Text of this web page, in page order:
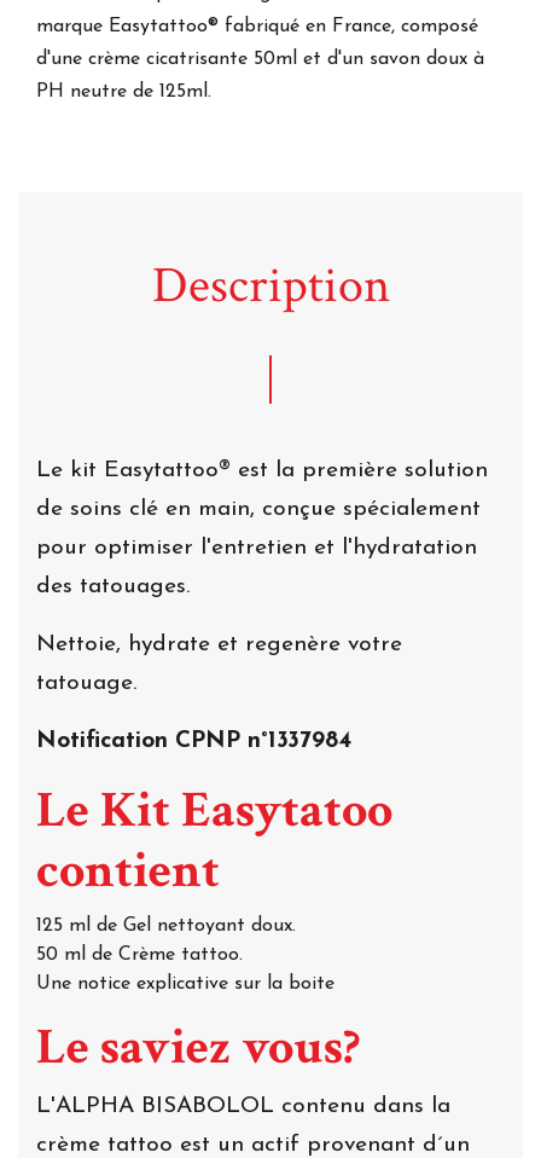
marque Easytattoo® fabriqué en France, composé
d'une crème cicatrisante 50ml et d'un savon doux à
PH neutre de 125ml.
Description
Le kit Easytattoo® est la première solution
de soins clé en main, conçue spécialement
pour optimiser l'entretien et l'hydratation
des tatouages.
Nettoie, hydrate et regenère votre
tatouage.
Notification CPNP n°1337984
Le Kit Easytatoo
contient
125 ml de Gel nettoyant doux.
50 ml de Crème tattoo.
Une notice explicative sur la boite
Le saviez vous?
L'ALPHA BISABOLOL contenu dans la
crème tattoo est un actif provenant d´un